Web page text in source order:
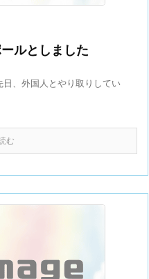
ルとしました
、外国人とやり取りしてい
む